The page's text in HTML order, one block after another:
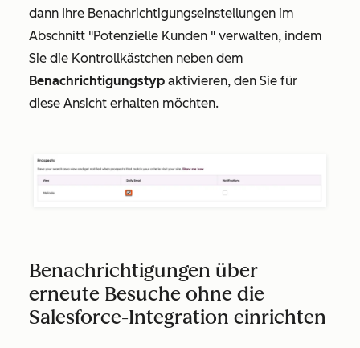
dann Ihre Benachrichtigungseinstellungen im
Abschnitt "Potenzielle Kunden " verwalten, indem
Sie die Kontrollkästchen neben dem
Benachrichtigungstyp aktivieren, den Sie für
diese Ansicht erhalten möchten.
Benachrichtigungen über
erneute Besuche ohne die
Salesforce-Integration einrichten